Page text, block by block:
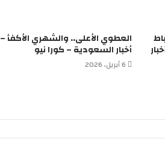
العطوي الأعلى.. والشهري الأكفأ –
أخبار السعودية – كورا نيو
6 أبريل، 2026